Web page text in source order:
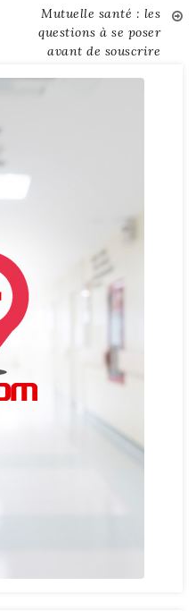
Mutuelle santé : les
questions à se poser
avant de souscrire